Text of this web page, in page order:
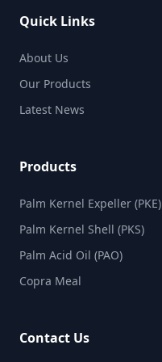
Quick Links
About Us
Our Products
Latest News
Products
Palm Kernel Expeller (PKE)
Palm Kernel Shell (PKS)
Palm Acid Oil (PAO)
Copra Meal
Contact Us